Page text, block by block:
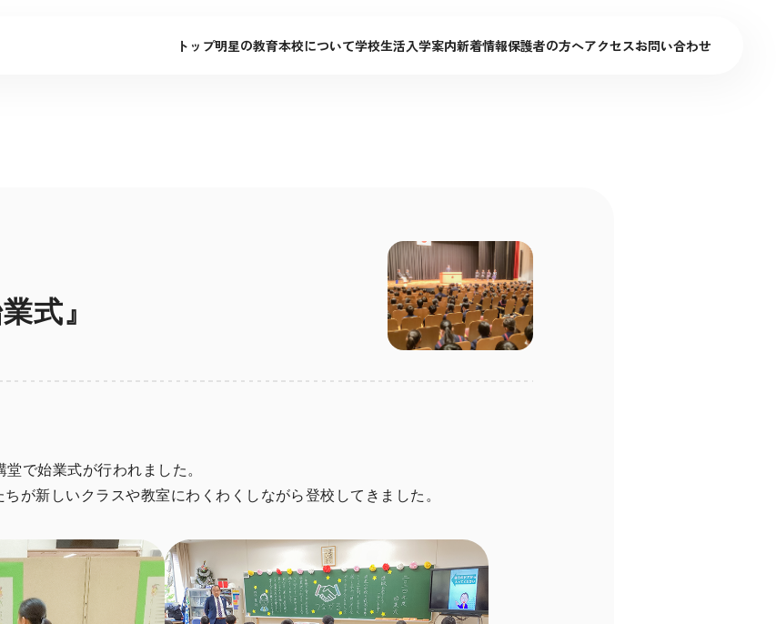
トップ明星の教育本校について学校生活入学案内新着情報保護者の方へアクセスお問い合わせ
式』
で始業式が行われました。
が新しいクラスや教室にわくわくしながら登校してきました。